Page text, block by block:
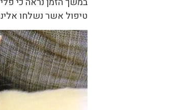
טיפול אשר נשלחו